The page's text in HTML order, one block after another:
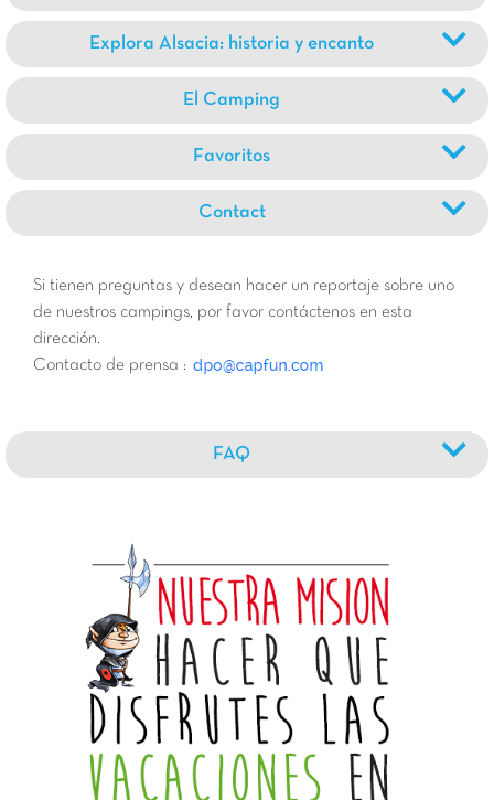
Explora Alsacia: historia y encanto
El Camping
Favoritos
Contact
Si tienen preguntas y desean hacer un reportaje sobre uno
de nuestros campings, por favor contáctenos en esta
dirección.
Contacto de prensa :
FAQ